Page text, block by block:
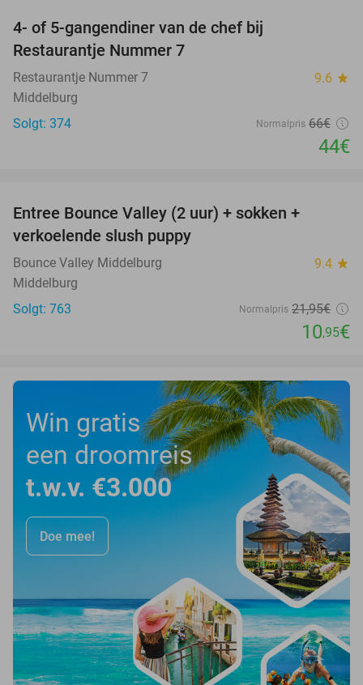
4- of 5-gangendiner van de chef bij
Restaurantje Nummer 7
Restaurantje Nummer 7 9.6 star
Middelburg
Solgt: 374
Normalpris 66€
44€
Entree Bounce Valley (2 uur) + sokken +
verkoelende slush puppy
Bounce Valley Middelburg 9.4 star
Middelburg
Solgt: 763
Normalpris 21,95€
10,95€
Win gratis
een droomreis
t.w.v. €3.000
Doe mee!